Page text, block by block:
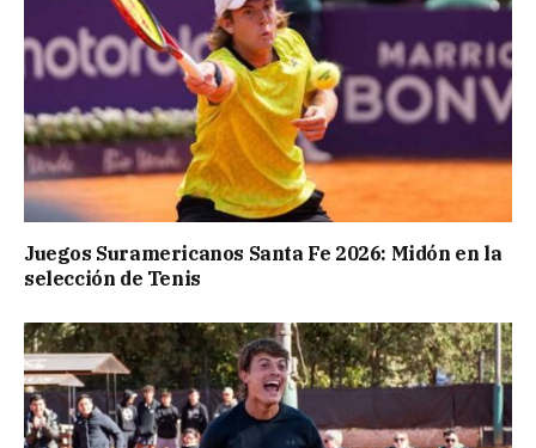
Juegos Suramericanos Santa Fe 2026: Midón en la
selección de Tenis